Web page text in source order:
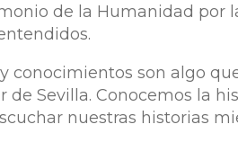
de la Humanidad por
y conocimientos son algo
de Sevilla. Conocemos la
nuestras historias